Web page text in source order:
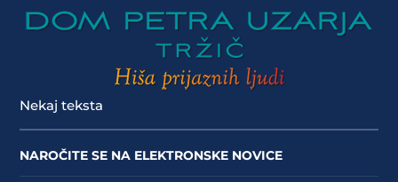
Nekaj teksta
NAROČITE SE NA ELEKTRONSKE NOVICE